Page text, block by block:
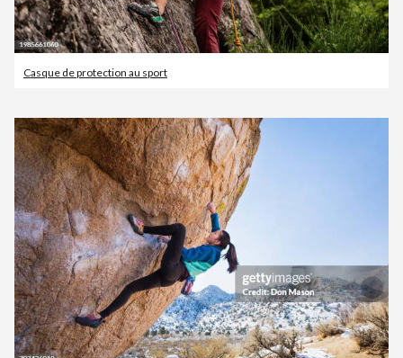
Casque de protection au sport